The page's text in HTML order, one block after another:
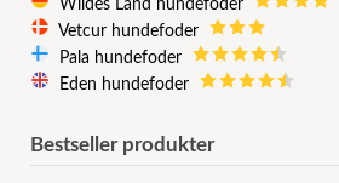
Wildes Land hundefoder
Vetcur hundefoder
Pala hundefoder
Eden hundefoder
Bestseller produkter